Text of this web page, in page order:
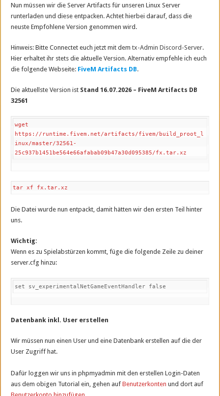
Nun müssen wir die Server Artifacts für unseren Linux Server
runterladen und diese entpacken. Achtet hierbei darauf, dass die
neuste Empfohlene Version genommen wird.
Hinweis: Bitte Connectet euch jetzt mit demtx-Admin Discord-Server.
Hier erhaltet ihr stets die aktuelle Version. Alternativ empfehle ich euch
die folgende Webseite: FiveM Artifacts DB.
Die aktuellste Version ist Stand 16.07.2026 – FiveM Artifacts DB
32561
wget
https://runtime.fivem.net/artifacts/fivem/build_proot_l
inux/master/32561-
25c937b1451be564e66afabab09b47a30d095385/fx.tar.xz
tar xf fx.tar.xz
Die Datei wurde nun entpackt, damit hätten wir den ersten Teil hinter
uns.
Wichtig:
Wenn es zu Spielabstürzen kommt, füge die folgende Zeile zu deiner
server.cfg hinzu:
set sv_experimentalNetGameEventHandler false
Datenbank inkl. User erstellen
Wir müssen nun einen User und eine Datenbank erstellen auf die der
User Zugriff hat.
Dafür loggen wir uns in phpmyadmin mit den erstellen Login-Daten
aus dem obigen Tutorial ein, gehen aufBenutzerkonten und dort auf